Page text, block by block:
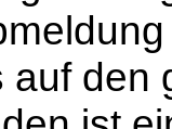
auf den